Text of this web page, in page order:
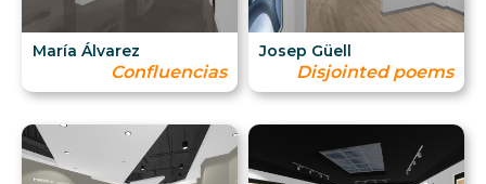
María Álvarez
Confluencias
Josep Güell
Disjointed poems